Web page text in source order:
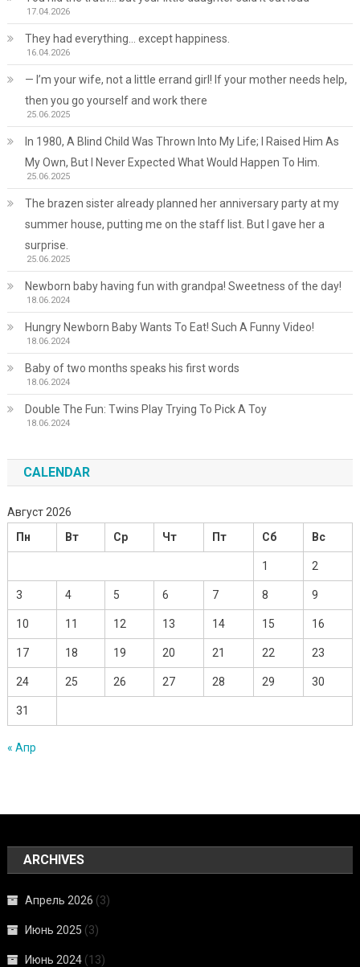
17.04.2026
They had everything… except happiness.
16.04.2026
— I’m your wife, not a little errand girl! If your mother needs help,
then you go yourself and work there
25.06.2025
In 1980, A Blind Child Was Thrown Into My Life; I Raised Him As
My Own, But I Never Expected What Would Happen To Him.
25.06.2025
The brazen sister already planned her anniversary party at my
summer house, putting me on the staff list. But I gave her a
surprise.
25.06.2025
Newborn baby having fun with grandpa! Sweetness of the day!
18.06.2024
Hungry Newborn Baby Wants To Eat! Such A Funny Video!
18.06.2024
Baby of two months speaks his first words
18.06.2024
Double The Fun: Twins Play Trying To Pick A Toy
18.06.2024
CALENDAR
Август 2026
Пн
Вт Ср Чт Пт Сб Вс
1 2
3 4 5 6 7 8 9
10 11 12 13 14 15 16
17 18 19 20 21 22 23
24 25 26 27 28 29 30
31
« Апр
ARCHIVES
Апрель 2026 (3)
Июнь 2025 (3)
Июнь 2024 (13)